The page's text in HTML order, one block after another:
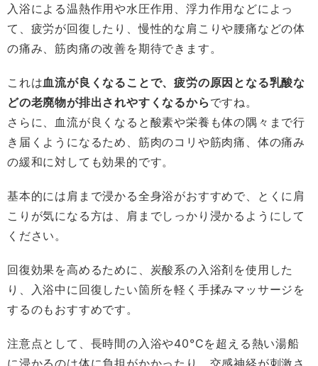
入浴による温熱作用や水圧作用、浮力作用などによっ
て、疲労が回復したり、慢性的な肩こりや腰痛などの体
の痛み、筋肉痛の改善を期待できます。
これは血流が良くなることで、疲労の原因となる乳酸な
どの老廃物が排出されやすくなるから ですね。
さらに、血流が良くなると酸素や栄養も体の隅々まで行
き届くようになるため、筋肉のコリや筋肉痛、体の痛み
の緩和に対しても効果的です。
基本的には肩まで浸かる全身浴がおすすめで、とくに肩
こりが気になる方は、肩までしっかり浸かるようにして
ください。
回復効果を高めるために、炭酸系の入浴剤を使用した
り、入浴中に回復したい箇所を軽く手揉みマッサージを
するのもおすすめです。
注意点として、長時間の入浴や40°Cを超える熱い湯船
に浸かるのは体に負担がかかったり、交感神経が刺激さ